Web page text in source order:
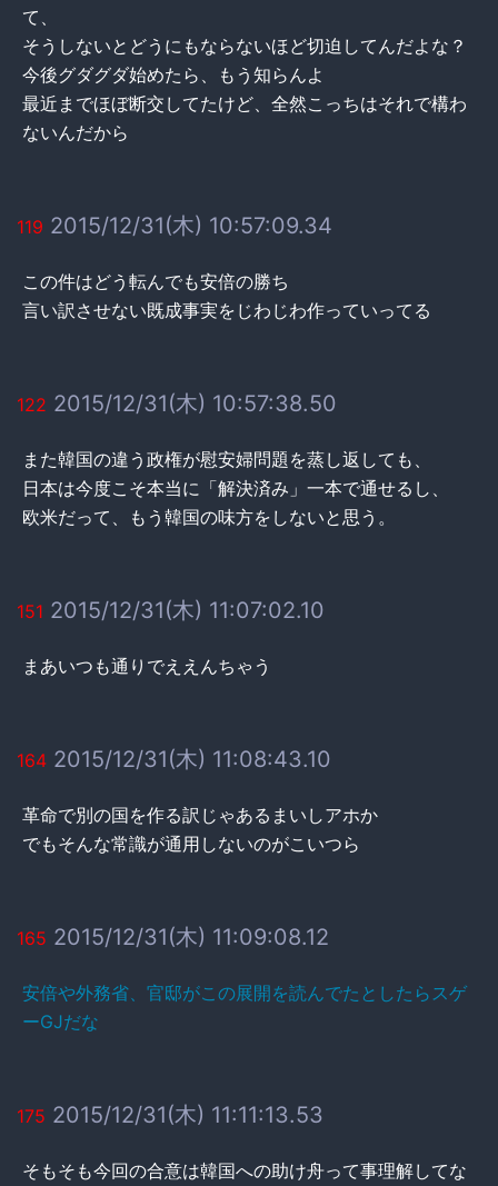
て、
そうしないとどうにもならないほど切迫してんだよな？
今後グダグダ始めたら、もう知らんよ
最近までほぼ断交してたけど、全然こっちはそれで構わ
ないんだから
119 2015/12/31(木) 10:57:09.34
この件はどう転んでも安倍の勝ち
言い訳させない既成事実をじわじわ作っていってる
122 2015/12/31(木) 10:57:38.50
また韓国の違う政権が慰安婦問題を蒸し返しても、
日本は今度こそ本当に「解決済み」一本で通せるし、
欧米だって、もう韓国の味方をしないと思う。
151 2015/12/31(木) 11:07:02.10
まあいつも通りでええんちゃう
164 2015/12/31(木) 11:08:43.10
革命で別の国を作る訳じゃあるまいしアホか
でもそんな常識が通用しないのがこいつら
165 2015/12/31(木) 11:09:08.12
安倍や外務省、官邸がこの展開を読んでたとしたらスゲ
ーGJだな
175 2015/12/31(木) 11:11:13.53
そもそも今回の合意は韓国への助け舟って事理解してな